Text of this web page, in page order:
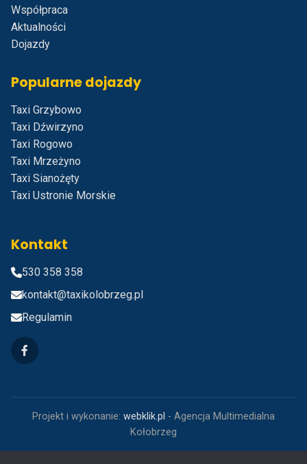
Współpraca
Aktualności
Dojazdy
Popularne dojazdy
Taxi Grzybowo
Taxi Dźwirzyno
Taxi Rogowo
Taxi Mrzeżyno
Taxi Sianożęty
Taxi Ustronie Morskie
Kontakt
530 358 358
kontakt@taxikolobrzeg.pl
Regulamin
Projekt i wykonanie: webklik.pl - Agencja Multimedialna
Kołobrzeg